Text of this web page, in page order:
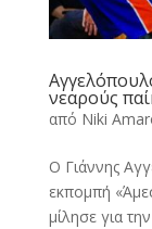
νεαρούς
από Niki
Ο Γιάννης
εκπομπή
μίλησε για